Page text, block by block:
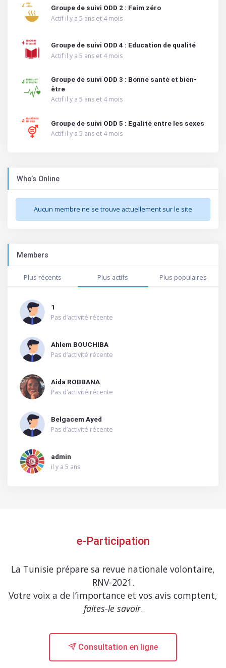
Groupe de suivi ODD 2 : Faim zéro
Actif il y a 5 ans et 4 mois
Groupe de suivi ODD 4 : Education de qualité
Actif il y a 5 ans et 4 mois
Groupe de suivi ODD 3 : Bonne santé et bien-
être
Actif il y a 5 ans et 4 mois
Groupe de suivi ODD 5 : Egalité entre les sexes
Actif il y a 5 ans et 4 mois
Who’s Online
Aucun membre ne se trouve actuellement sur le site
Members
Plus récents Plus actifs Plus populaires
1
Pas d’activité récente
Ahlem BOUCHIBA
Pas d’activité récente
Aida ROBBANA
Pas d’activité récente
Belgacem Ayed
Pas d’activité récente
admin
il y a 5 ans
e-Participation
La Tunisie prépare sa revue nationale volontaire,
RNV-2021.
Votre voix a de l’importance et vos avis comptent,
faites-le savoir.
Consultation en ligne